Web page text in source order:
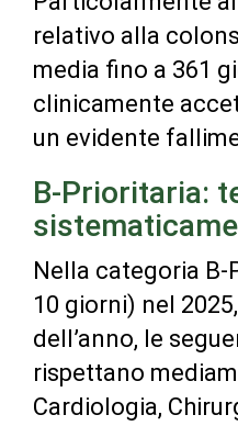
relativo alla
media fino a 361
clinicamente
un evidente
B-Prioritaria:
Nella categoria
10 giorni) nel
dell’anno, le
rispettano
Cardiologia,